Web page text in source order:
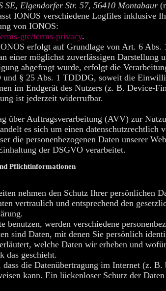
SE, Elgendorfer Str. 57, 56410 Montabaur
IONOS verschiedene Logfiles inklusive
von IONOS:
gtc/terms-privacy.
erfolgt auf Grundlage von Art. 6
einer möglichst zuverlässigen Darstellung
abgefragt wurde, erfolgt die
§ 25 Abs. 1 TDDDG, soweit die
im Endgerät des Nutzers (z. B. Device-
ist jederzeit widerrufbar.
über Auftragsverarbeitung (AVV) zur
es sich um einen datenschutzrechtlich
die personenbezogenen Daten unserer
der DSGVO verarbeitet.
Pflichtinformationen
nehmen den Schutz Ihrer persönlichen
vertraulich und entsprechend den
benutzen, werden verschiedene
sind Daten, mit denen Sie persönlich
welche Daten wir erheben und
das geschieht.
die Datenübertragung im Internet (z.
kann. Ein lückenloser Schutz der